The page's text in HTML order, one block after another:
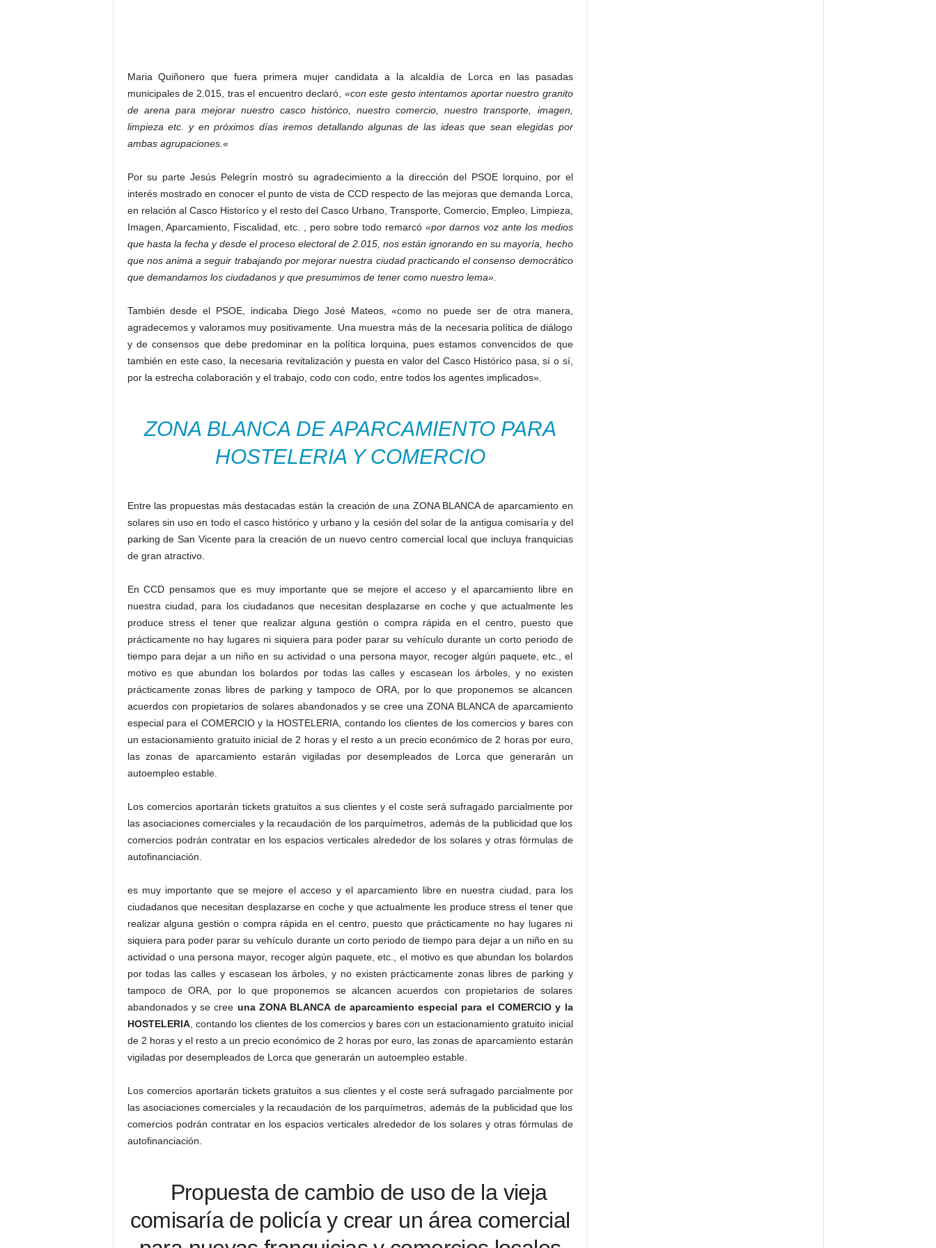
Maria Quiñonero que fuera primera mujer candidata a la alcaldía de Lorca en las pasadas
municipales de 2.015, tras el encuentro declaró, «con este gesto intentamos aportar nuestro granito
de arena para mejorar nuestro casco histórico, nuestro comercio, nuestro transporte, imagen,
limpieza etc. y en próximos días iremos detallando algunas de las ideas que sean elegidas por
ambas agrupaciones.«
Por su parte Jesús Pelegrín mostró su agradecimiento a la dirección del PSOE lorquino, por el
interés mostrado en conocer el punto de vista de CCD respecto de las mejoras que demanda Lorca,
en relación al Casco Historíco y el resto del Casco Urbano, Transporte, Comercio, Empleo, Limpieza,
Imagen, Aparcamiento, Fiscalidad, etc. , pero sobre todo remarcó «por darnos voz ante los medios
que hasta la fecha y desde el proceso electoral de 2.015, nos están ignorando en su mayoría, hecho
que nos anima a seguir trabajando por mejorar nuestra ciudad practicando el consenso democrático
que demandamos los ciudadanos y que presumimos de tener como nuestro lema».
Tambiéndesde el PSOE, indicaba Diego José Mateos, «como no puede ser de otra manera,
agradecemos y valoramos muy positivamente. Una muestra más de la necesaria política de diálogo
y de consensos que debe predominar en la política lorquina, pues estamos convencidos de que
también en este caso, la necesaria revitalización y puesta en valor del Casco Histórico pasa, sí o sí,
por la estrecha colaboración y el trabajo, codo con codo, entre todos los agentes implicados».
ZONA BLANCA DE APARCAMIENTO PARA
HOSTELERIA Y COMERCIO
Entre las propuestas más destacadas están la creación de una ZONA BLANCA de aparcamiento en
solares sin uso en todo el casco histórico y urbano y la cesión del solar de la antigua comisaría y del
parking de San Vicente para la creación de un nuevo centro comercial local que incluya franquicias
de gran atractivo.
En CCD pensamos que es muy importante que se mejore el acceso y el aparcamiento libre en
nuestra ciudad, para los ciudadanos que necesitan desplazarse en coche y que actualmente les
produce stress el tener que realizar alguna gestión o compra rápida en el centro, puesto que
prácticamente no hay lugares ni siquiera para poder parar su vehículo durante un corto periodo de
tiempo para dejar a un niño en su actividad o una persona mayor, recoger algún paquete, etc., el
motivo es que abundan los bolardos por todas las calles y escasean los árboles, y no existen
prácticamente zonas libres de parking y tampoco de ORA, por lo que proponemos se alcancen
acuerdos con propietarios de solares abandonados y se cree una ZONA BLANCA de aparcamiento
especial para el COMERCIO y la HOSTELERIA, contando los clientes de los comercios y bares con
un estacionamiento gratuito inicial de 2 horas y el resto a un precio económico de 2 horas por euro,
las zonas de aparcamiento estarán vigiladas por desempleados de Lorca que generarán un
autoempleo estable.
Los comercios aportarán tickets gratuitos a sus clientes y el coste será sufragado parcialmente por
las asociaciones comerciales y la recaudación de los parquímetros, además de la publicidad que los
comercios podrán contratar en los espacios verticales alrededor de los solares y otras fórmulas de
autofinanciación.
es muy importante que se mejore el acceso y el aparcamiento libre en nuestra ciudad, para los
ciudadanos que necesitan desplazarse en coche y que actualmente les produce stress el tener que
realizar alguna gestión o compra rápida en el centro, puesto que prácticamente no hay lugares ni
siquiera para poder parar su vehículo durante un corto periodo de tiempo para dejar a un niño en su
actividad o una persona mayor, recoger algún paquete, etc., el motivo es que abundan los bolardos
por todas las calles y escasean los árboles, y no existen prácticamente zonas libres de parking y
tampoco de ORA, por lo que proponemos se alcancen acuerdos con propietarios de solares
abandonados y se cree una ZONA BLANCA de aparcamiento especial para el COMERCIO y la
HOSTELERIA, contando los clientes de los comercios y bares con un estacionamiento gratuito inicial
de 2 horas y el resto a un precio económico de 2 horas por euro, las zonas de aparcamiento estarán
vigiladas por desempleados de Lorca que generarán un autoempleo estable.
Los comercios aportarán tickets gratuitos a sus clientes y el coste será sufragado parcialmente por
las asociaciones comerciales y la recaudación de los parquímetros, además de la publicidad que los
comercios podrán contratar en los espacios verticales alrededor de los solares y otras fórmulas de
autofinanciación.
Propuesta de cambio de uso de la vieja
comisaría de policía y crear un área comercial